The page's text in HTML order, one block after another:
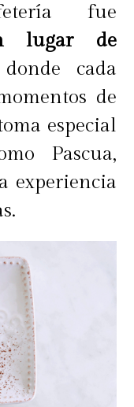
fue
lugar de
cada
de
especial
Pascua,
experiencia